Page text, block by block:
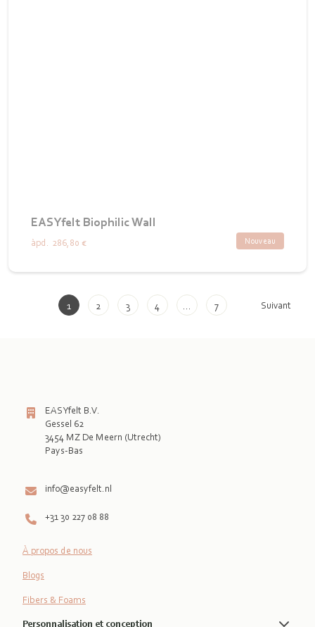
EASYfelt Biophilic Wall
Nouveau
àpd. 286,80 €
1 2 3 4 7 Suivant
EASYfelt B.V.
Gessel 62
3454 MZ De Meern (Utrecht)
Pays-Bas
info@easyfelt.nl
+31 30 227 08 88
À propos de nous
Blogs
Fibers & Foams
Personnalisation et conception